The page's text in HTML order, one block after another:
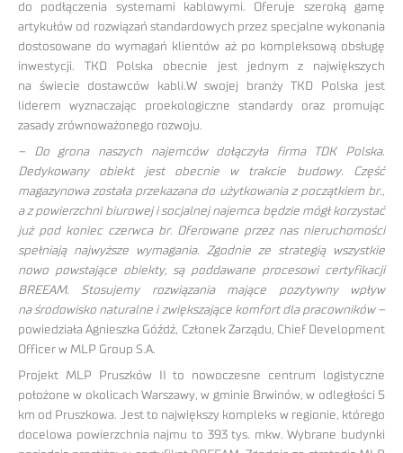
do podłączenia systemami kablowymi. Oferuje szeroką gamę
artykułów od rozwiązań standardowych przez specjalne wykonania
dostosowane do wymagań klientów aż po kompleksową obsługę
inwestycji. TKD Polska obecnie jest jednym z największych
na świecie dostawców kabli.W swojej branży TKD Polska jest
liderem wyznaczając proekologiczne standardy oraz promując
zasady zrównoważonego rozwoju.
– Do grona naszych najemców dołączyła firma TDK Polska.
Dedykowany obiekt jest obecnie w trakcie budowy. Część
magazynowa została przekazana do użytkowania z początkiem br.,
a z powierzchni biurowej i socjalnej najemca będzie mógł korzystać
już pod koniec czerwca br. Oferowane przez nas nieruchomości
spełniają najwyższe wymagania. Zgodnie ze strategią wszystkie
nowo powstające obiekty, są poddawane procesowi certyfikacji
BREEAM. Stosujemy rozwiązania mające pozytywny wpływ
na środowisko naturalne i zwiększające komfort dla pracowników –
powiedziała Agnieszka Góźdź, Członek Zarządu, Chief Development
Officer w MLP Group S.A.
Projekt MLP Pruszków II to nowoczesne centrum logistyczne
położone w okolicach Warszawy, w gminie Brwinów, w odległości 5
km od Pruszkowa. Jest to największy kompleks w regionie, którego
docelowa powierzchnia najmu to 393 tys. mkw. Wybrane budynki